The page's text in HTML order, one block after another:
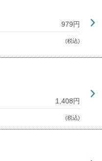
979円
(税込)
1,408円
(税込)